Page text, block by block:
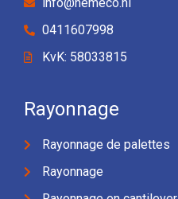
0411607998
KvK: 58033815
Rayonnage
Rayonnage de palettes
Rayonnage